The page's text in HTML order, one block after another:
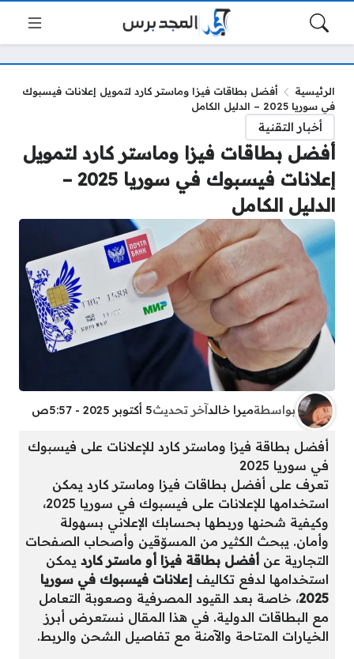
الرئيسية
أفضل بطاقات فيزا وماستر كارد لتمويل إعلانات فيسبوك
في سوريا 2025 – الدليل الكامل
أخبار التقنية
أفضل بطاقات فيزا وماستر كارد لتمويل
إعلانات فيسبوك في سوريا 2025 –
الدليل الكامل
بواسطةميرا خالدآخر تحديث5 أكتوبر 2025 - 5:57ص
أفضل بطاقة فيزا وماستر كارد للإعلانات على فيسبوك
في سوريا 2025
تعرف على أفضل بطاقات فيزا وماستر كارد يمكن
استخدامها للإعلانات على فيسبوك في سوريا 2025،
وكيفية شحنها وربطها بحسابك الإعلاني بسهولة
وأمان. يبحث الكثير من المسوّقين وأصحاب الصفحات
التجارية عن أفضل بطاقة فيزا أو ماستر كارد يمكن
استخدامها لدفع تكاليف إعلانات فيسبوك في سوريا
2025، خاصة بعد القيود المصرفية وصعوبة التعامل
مع البطاقات الدولية. في هذا المقال نستعرض أبرز
الخيارات المتاحة والآمنة مع تفاصيل الشحن والربط.